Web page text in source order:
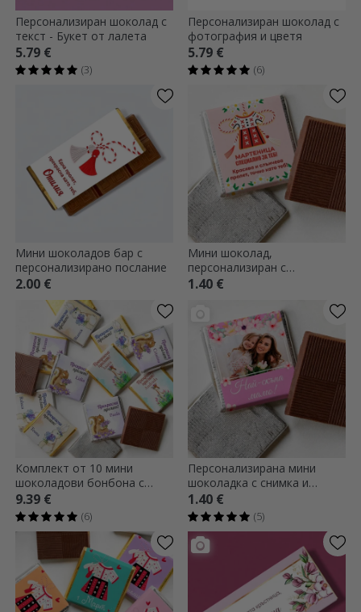
Персонализиран шоколад с
текст - Букет от лалета
5.79 €
(3)
Персонализиран шоколад с
фотография и цветя
5.79 €
(6)
Мини шоколадов бар с
персонализирано послание
2.00 €
Мини шоколад,
персонализиран с
традиционно послание
1.40 €
Комплект от 10 мини
шоколадови бонбона с
персонализиран текст -
Акварелна пролет
9.39 €
(6)
Персонализирана мини
шоколадка с снимка и
послание - Най-скъпият
1.40 €
(5)